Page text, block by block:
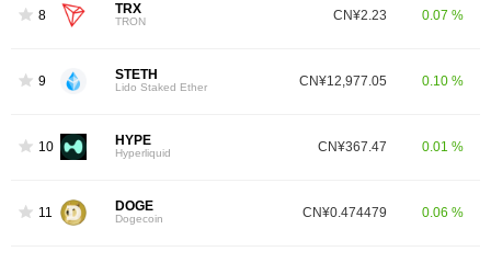
8 TRX
TRON CN¥2.23 0.07 %
9 STETH
Lido Staked Ether CN¥12,977.05 0.10 %
10 HYPE
Hyperliquid CN¥367.47 0.01 %
11 DOGE
Dogecoin CN¥0.474479 0.06 %